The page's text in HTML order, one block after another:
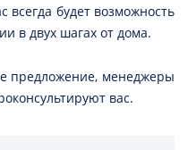
всегда будет возможность
в двух шагах от дома.
предложение, менеджеры
вас.